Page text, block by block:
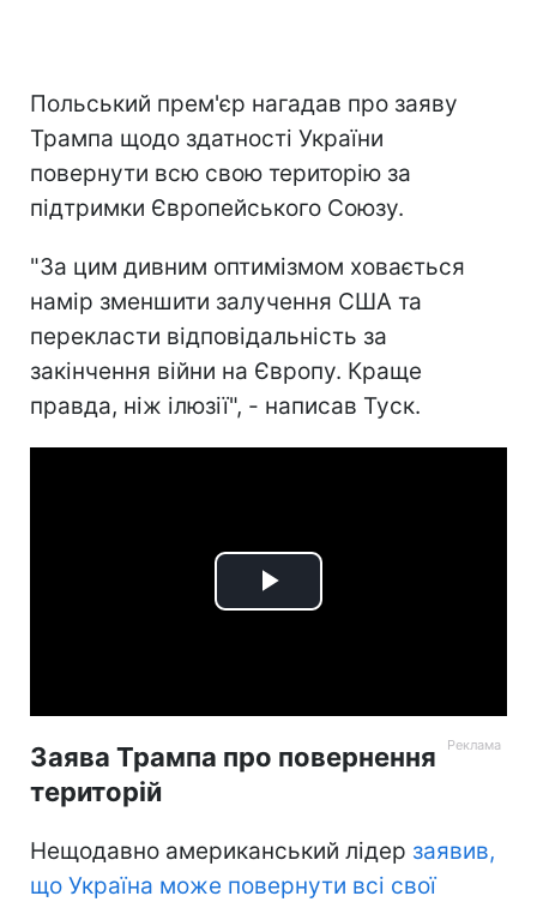
Польський прем'єр нагадав про заяву
Трампа щодо здатності України
повернути всю свою територію за
підтримки Європейського Союзу.
"За цим дивним оптимізмом ховається
намір зменшити залучення США та
перекласти відповідальність за
закінчення війни на Європу. Краще
правда, ніж ілюзії", - написав Туск.
Play
Заява Трампа про повернення
територій
Нещодавно американський лідер заявив,
що Україна може повернути всі свої